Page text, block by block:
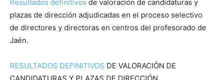
Resultados definitivos de valoración de candidaturas y
plazas de dirección adjudicadas en el proceso selectivo
de directores y directoras en centros del profesorado de
Jaén.
RESULTADOS DEFINITIVOS DE VALORACIÓN DE